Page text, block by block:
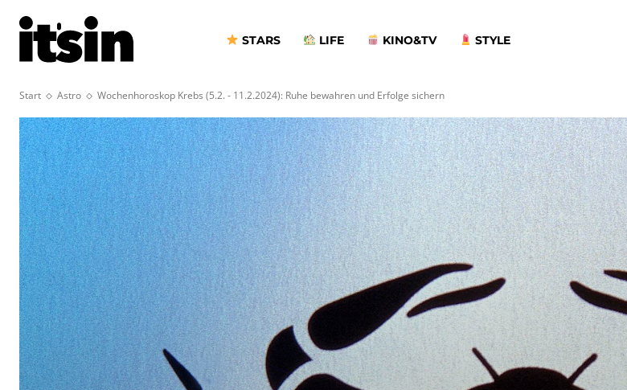
STARS LIFE KINO&TV STYLE
Start Astro Wochenhoroskop Krebs (5.2. - 11.2.2024): Ruhe bewahren und Erfolge sichern